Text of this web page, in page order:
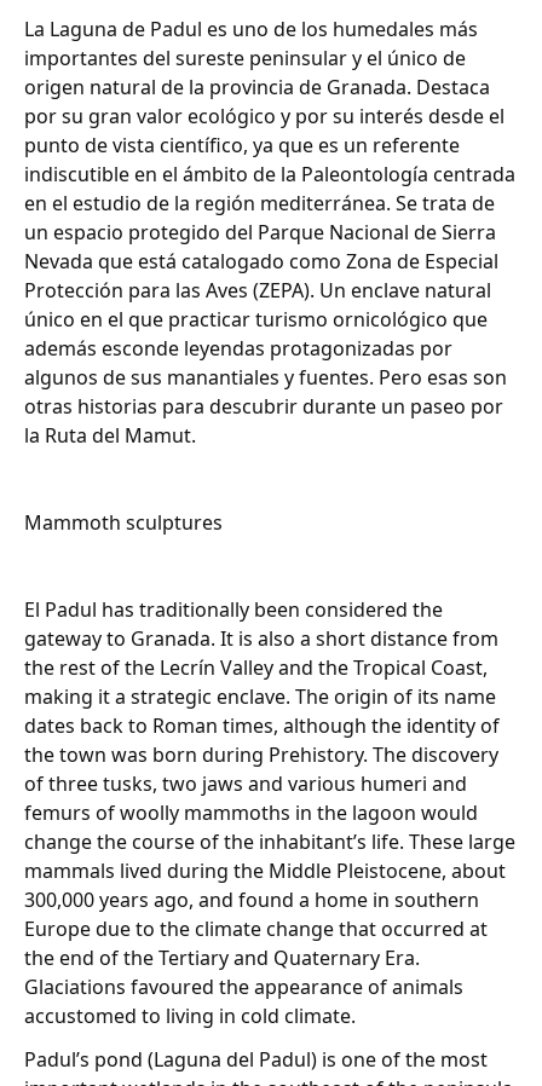
La Laguna de Padul es uno de los humedales más
importantes del sureste peninsular y el único de
origen natural de la provincia de Granada. Destaca
por su gran valor ecológico y por su interés desde el
punto de vista científico, ya que es un referente
indiscutible en el ámbito de la Paleontología centrada
en el estudio de la región mediterránea. Se trata de
un espacio protegido del Parque Nacional de Sierra
Nevada que está catalogado como Zona de Especial
Protección para las Aves (ZEPA). Un enclave natural
único en el que practicar turismo ornicológico que
además esconde leyendas protagonizadas por
algunos de sus manantiales y fuentes. Pero esas son
otras historias para descubrir durante un paseo por
la Ruta del Mamut.
Mammoth sculptures
El Padul has traditionally been considered the
gateway to Granada. It is also a short distance from
the rest of the Lecrín Valley and the Tropical Coast,
making it a strategic enclave. The origin of its name
dates back to Roman times, although the identity of
the town was born during Prehistory. The discovery
of three tusks, two jaws and various humeri and
femurs of woolly mammoths in the lagoon would
change the course of the inhabitant’s life. These large
mammals lived during the Middle Pleistocene, about
300,000 years ago, and found a home in southern
Europe due to the climate change that occurred at
the end of the Tertiary and Quaternary Era.
Glaciations favoured the appearance of animals
accustomed to living in cold climate.
Padul’s pond (Laguna del Padul) is one of the most